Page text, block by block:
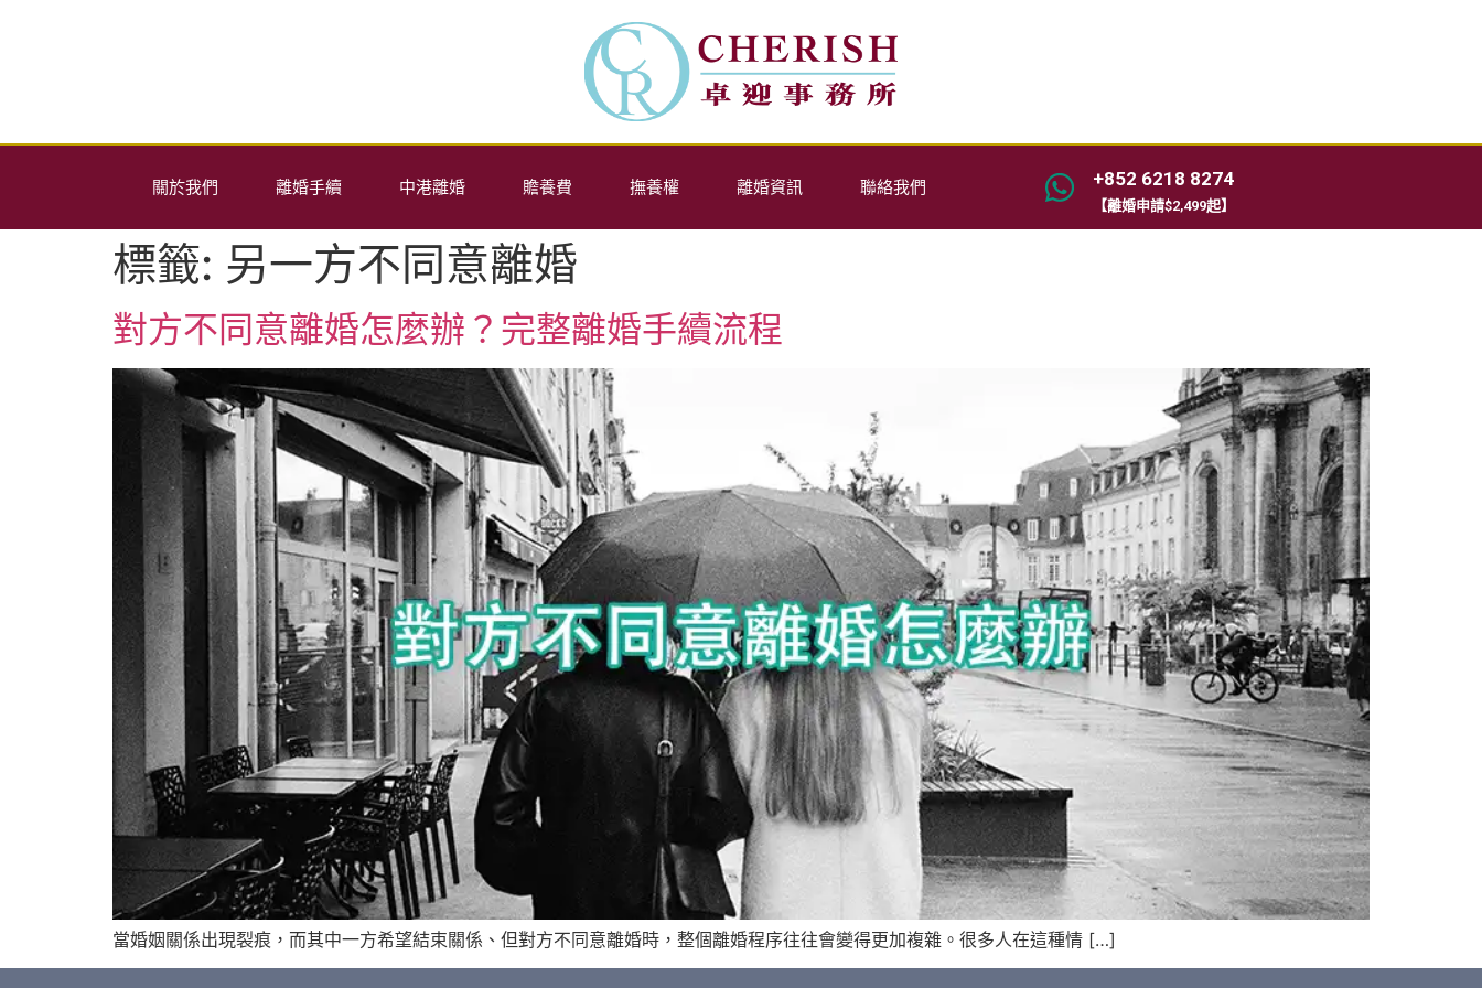
關於我們 離婚手續 中港離婚 贍養費 撫養權 離婚資訊 聯絡我們 +852 6218 8274
【離婚申請$2,499起】
標籤: 另一方不同意離婚
對方不同意離婚怎麼辦？完整離婚手續流程
當婚姻關係出現裂痕，而其中一方希望結束關係、但對方不同意離婚時，整個離婚程序往往會變得更加複雜。很多人在這種情 […]